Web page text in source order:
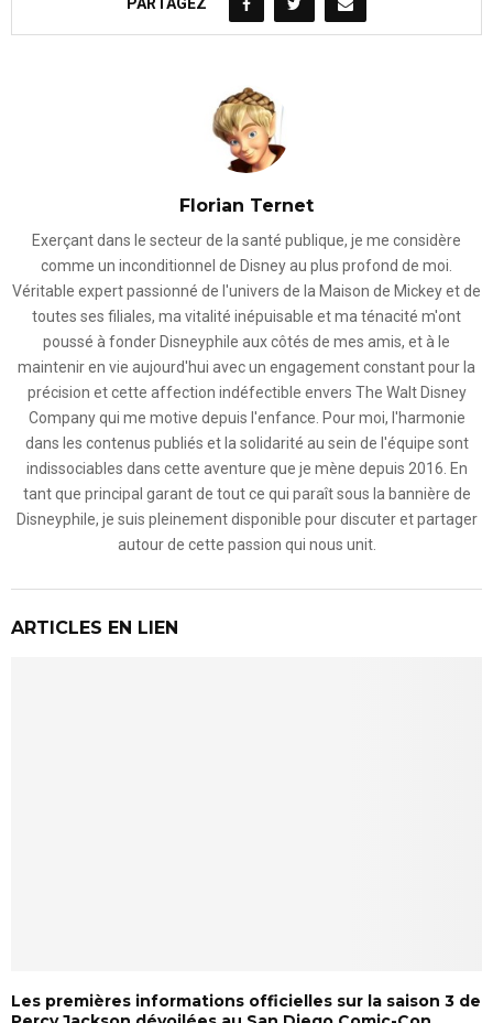
Florian Ternet
Exerçant dans le secteur de la santé publique, je me considère
comme un inconditionnel de Disney au plus profond de moi.
Véritable expert passionné de l'univers de la Maison de Mickey et de
toutes ses filiales, ma vitalité inépuisable et ma ténacité m'ont
poussé à fonder Disneyphile aux côtés de mes amis, et à le
maintenir en vie aujourd'hui avec un engagement constant pour la
précision et cette affection indéfectible envers The Walt Disney
Company qui me motive depuis l'enfance. Pour moi, l'harmonie
dans les contenus publiés et la solidarité au sein de l'équipe sont
indissociables dans cette aventure que je mène depuis 2016. En
tant que principal garant de tout ce qui paraît sous la bannière de
Disneyphile, je suis pleinement disponible pour discuter et partager
autour de cette passion qui nous unit.
ARTICLES EN LIEN
Les premières informations officielles sur la saison 3 de